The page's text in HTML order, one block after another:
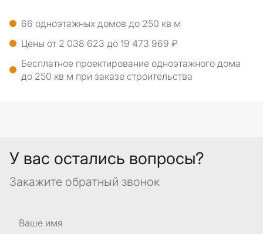
66 одноэтажных домов до 250 кв м
Цены от 2 038 623 до 19 473 969 ₽
Бесплатное проектирование одноэтажного дома
до 250 кв м при заказе строительства
У вас остались вопросы?
Закажите обратный звонок
Ваше имя